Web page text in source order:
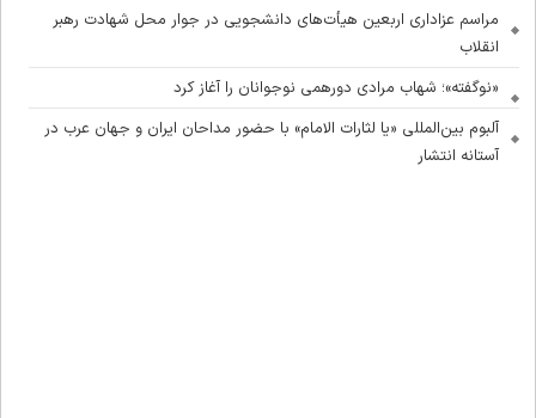
مراسم عزاداری اربعین هیأت‌های دانشجویی در جوار محل شهادت رهبر
انقلاب
«نوگفته»؛ شهاب مرادی دورهمی نوجوانان را آغاز کرد
آلبوم بین‌المللی «یا لثارات الامام» با حضور مداحان ایران و جهان عرب در
آستانه انتشار